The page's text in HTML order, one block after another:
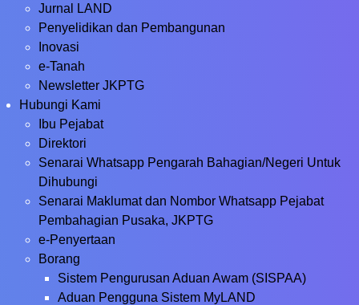
Jurnal LAND
Penyelidikan dan Pembangunan
Inovasi
e-Tanah
Newsletter JKPTG
Hubungi Kami
Ibu Pejabat
Direktori
Senarai Whatsapp Pengarah Bahagian/Negeri Untuk
Dihubungi
Senarai Maklumat dan Nombor Whatsapp Pejabat
Pembahagian Pusaka, JKPTG
e-Penyertaan
Borang
Sistem Pengurusan Aduan Awam (SISPAA)
Aduan Pengguna Sistem MyLAND